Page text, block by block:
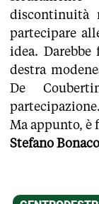
discontinuità
partecipare
idea.
destra
De
partecipazione.
Ma appunto,
Stefano